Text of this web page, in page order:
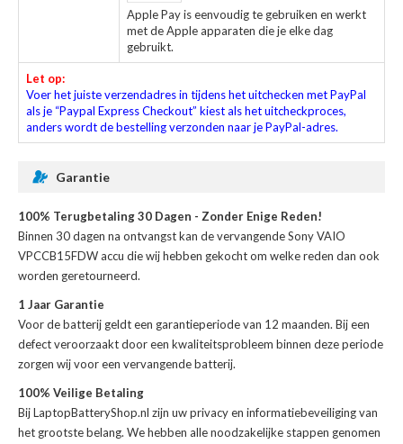
Apple Pay is eenvoudig te gebruiken en werkt
met de Apple apparaten die je elke dag
gebruikt.
Let op:
Voer het juiste verzendadres in tijdens het uitchecken met PayPal
als je “Paypal Express Checkout” kiest als het uitcheckproces,
anders wordt de bestelling verzonden naar je PayPal-adres.
Garantie
100% Terugbetaling 30 Dagen - Zonder Enige Reden!
Binnen 30 dagen na ontvangst kan devervangende Sony VAIO
VPCCB15FDW accu die wij hebben gekocht om welke reden dan ook
worden geretourneerd.
1 Jaar Garantie
Voor debatterij geldt een garantieperiode van 12 maanden. Bij een
defect veroorzaakt door een kwaliteitsprobleem binnen deze periode
zorgen wij voor een vervangende batterij.
100% Veilige Betaling
Bij LaptopBatteryShop.nl zijn uw privacy en informatiebeveiliging van
het grootste belang. We hebben alle noodzakelijke stappen genomen